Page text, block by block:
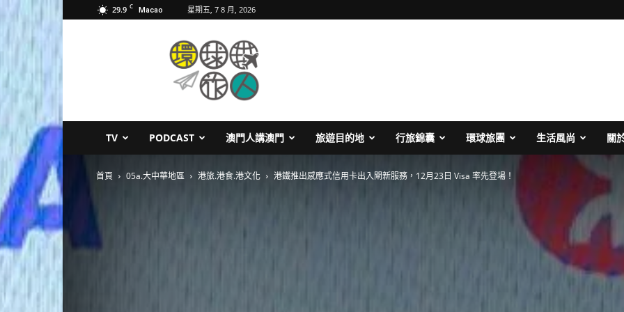
29.9 C Macao 星期五, 7 8 月, 2026
TV PODCAST 澳門人講澳門 旅遊目的地 行旅錦囊 環球旅團 生活風尚 關
首頁 05a.大中華地區 港旅.港食.港文化 港鐵推出感應式信用卡出入閘新服務，12月23日 Visa 率先登場！